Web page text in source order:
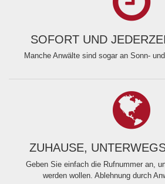
SOFORT UND
Manche Anwälte sind sogar an Sonn-
ZUHAUSE,
Geben Sie einfach die Rufnummer an,
werden wollen. Ablehnung durch